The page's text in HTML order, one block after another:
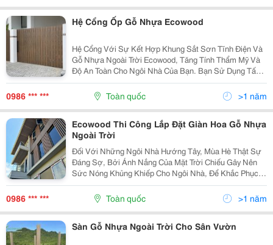
Hệ Cổng Ốp Gỗ Nhựa Ecowood
Hệ Cổng Với Sự Kết Hợp Khung Sắt Sơn Tĩnh Điện Và
Gỗ Nhựa Ngoài Trời Ecowood, Tăng Tính Thẩm Mỹ Và
Độ An Toàn Cho Ngôi Nhà Của Bạn. Bạn Sử Dụng Tấm
Ốp Phẳng Hoặc Nan Sóng Để Ốp 2 Mặt Cổng, Hoặc Có
Thể Sử Dụng Bản Thanh Đa Năng. Gỗ Nhựa Ecowood
0986 *** *** Toàn quốc >1 năm
Ecowood Thi Công Lắp Đặt Giàn Hoa Gỗ Nhựa
Ngoài Trời
Đối Với Những Ngôi Nhà Hướng Tây, Mùa Hè Thật Sự
Đáng Sợ, Bởi Ánh Nắng Của Mặt Trời Chiếu Gây Nên
Sức Nóng Khủng Khiếp Cho Ngôi Nhà, Để Khắc Phục
Điều Này, Hệ Lam Chắn Nắng Chính Là Giải Pháp Tối
Ưu Nhất. Với Xu Hướng Hiện Nay, Gỗ Tự Nhiên Ngày...
0986 *** *** Toàn quốc >1 năm
Sàn Gỗ Nhựa Ngoài Trời Cho Sân Vườn